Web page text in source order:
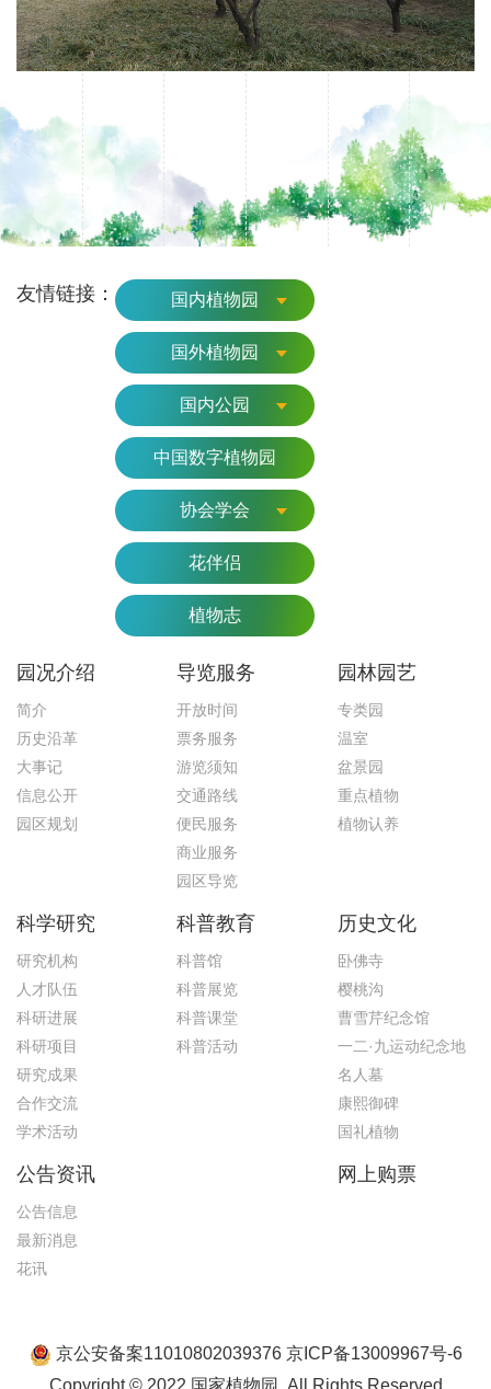
友情链接： 国内植物园
国外植物园
国内公园
中国数字植物园
协会学会
花伴侣
植物志
园况介绍
简介
历史沿革
大事记
信息公开
园区规划
导览服务
开放时间
票务服务
游览须知
交通路线
便民服务
商业服务
园区导览
园林园艺
专类园
温室
盆景园
重点植物
植物认养
科学研究
研究机构
人才队伍
科研进展
科研项目
研究成果
合作交流
学术活动
科普教育
科普馆
科普展览
科普课堂
科普活动
历史文化
卧佛寺
樱桃沟
曹雪芹纪念馆
一二·九运动纪念地
名人墓
康熙御碑
国礼植物
公告资讯
公告信息
最新消息
花讯
网上购票
京公安备案11010802039376 京ICP备13009967号-6
Copyright © 2022 国家植物园. All Rights Reserved